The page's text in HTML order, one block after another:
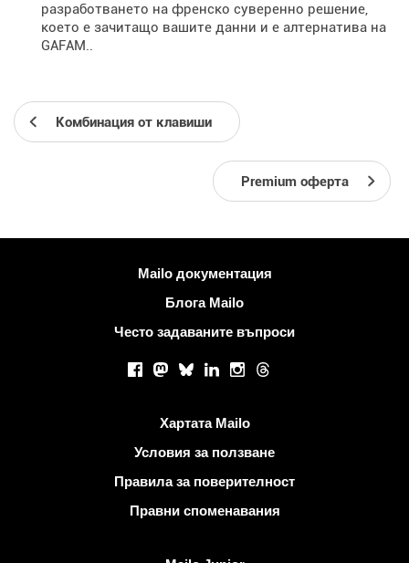
разработването на френско суверенно решение,
което е зачитащо вашите данни и е алтернатива на
GAFAM..
Комбинация от клавиши
Premium оферта
Повече информацияMailo документация
Блога Mailo
Често задаваните въпроси
Facebook
Mastodon
BlueskyLinkedInInstagram
Threads
Хартата Mailo
Условия за ползване
Правила за поверителност
Правни споменавания